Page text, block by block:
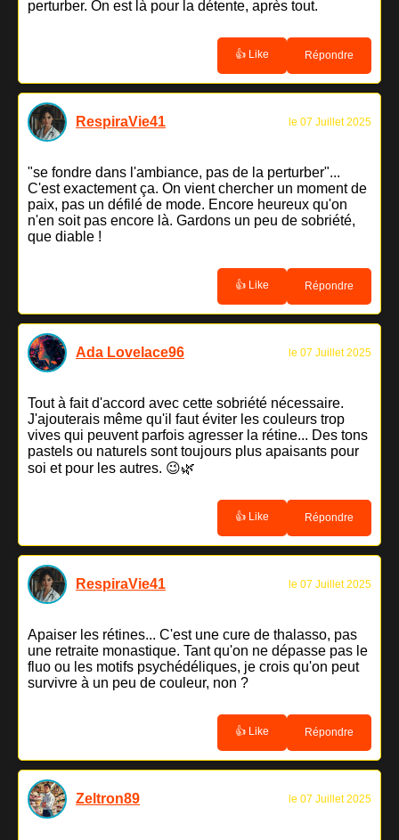
perturber. On est là pour la détente, après tout.
👍 Like Répondre
RespiraVie41 le 07 Juillet 2025
"se fondre dans l'ambiance, pas de la perturber"...
C'est exactement ça. On vient chercher un moment de
paix, pas un défilé de mode. Encore heureux qu'on
n'en soit pas encore là. Gardons un peu de sobriété,
que diable !
👍 Like Répondre
Ada Lovelace96 le 07 Juillet 2025
Tout à fait d'accord avec cette sobriété nécessaire.
J'ajouterais même qu'il faut éviter les couleurs trop
vives qui peuvent parfois agresser la rétine... Des tons
pastels ou naturels sont toujours plus apaisants pour
soi et pour les autres. 😉🌿
👍 Like Répondre
RespiraVie41 le 07 Juillet 2025
Apaiser les rétines... C'est une cure de thalasso, pas
une retraite monastique. Tant qu'on ne dépasse pas le
fluo ou les motifs psychédéliques, je crois qu'on peut
survivre à un peu de couleur, non ?
👍 Like Répondre
Zeltron89 le 07 Juillet 2025